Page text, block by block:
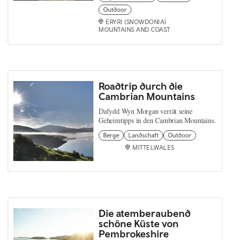
Outdoor
ERYRI (SNOWDONIA)
MOUNTAINS AND COAST
Roadtrip durch die
Cambrian Mountains
Dafydd Wyn Morgan verrät seine
Geheimtipps in den Cambrian Mountains.
Berge Landschaft
Outdoor
MITTELWALES
Die atemberaubend
schöne Küste von
Pembrokeshire